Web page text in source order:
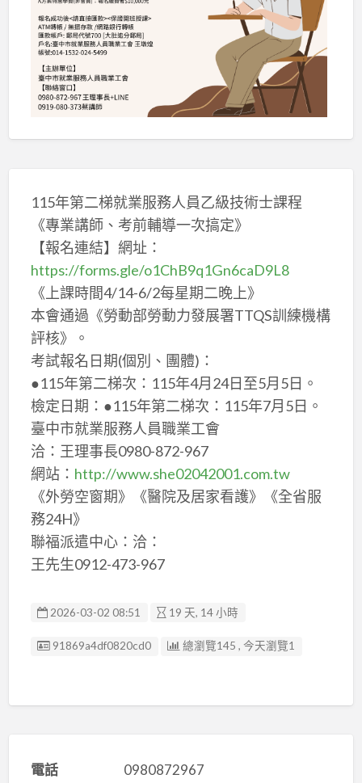
115年第二梯就業服務人員乙級技術士課程
《專業講師、考前輔導一次搞定》
【報名連結】網址：
https://forms.gle/o1ChB9q1Gn6caD9L8
《上課時間4/14-6/2每星期二晚上》
本會通過《勞動部勞動力發展署TTQS訓練機構
評核》。
考試報名日期(個別、團體)：
●115年第二梯次：115年4月24日至5月5日。
檢定日期：●115年第二梯次：115年7月5日。
臺中市就業服務人員職業工會
洽：王理事長0980-872-967
網站： http://www.she02042001.com.tw
《外勞空窗期》《醫院及居家看護》《全省服
務24H》
聯福派遣中心：洽：
王先生0912-473-967
2026-03-02 08:51 19 天, 14 小時
廣告编號
91869a4df0820cd0 總瀏覽145 , 今天瀏覽1
電話 0980872967